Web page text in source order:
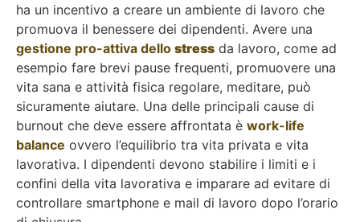
ha un incentivo a creare un ambiente di lavoro che
promuova il benessere dei dipendenti. Avere una
gestione pro-attiva dello stress da lavoro, come ad
esempio fare brevi pause frequenti, promuovere una
vita sana e attività fisica regolare, meditare, può
sicuramente aiutare. Una delle principali cause di
burnout che deve essere affrontata è work-life
balance ovvero l’equilibrio tra vita privata e vita
lavorativa. I dipendenti devono stabilire i limiti e i
confini della vita lavorativa e imparare ad evitare di
controllare smartphone e mail di lavoro dopo l’orario